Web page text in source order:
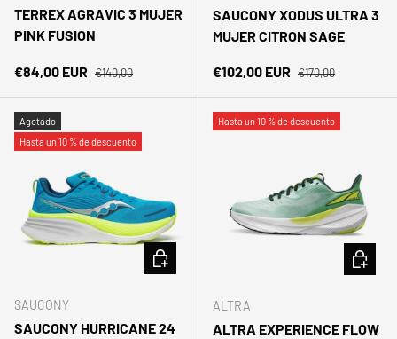
TERREX AGRAVIC 3 MUJER
PINK FUSION
Precio de venta
€84,00 EUR Precio normal
€140,00
SAUCONY XODUS ULTRA 3
MUJER CITRON SAGE
Precio de venta
€102,00 EUR Precio normal
€170,00
Agotado
Hasta un 10 % de descuento
SAUCONY
SAUCONY HURRICANE 24
ELEGIR OPCIONES
Hasta un 10 % de descuento
ALTRA
ALTRA EXPERIENCE FLOW
ELEGIR